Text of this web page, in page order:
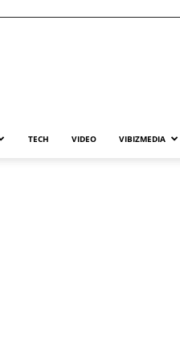
TECH VIDEO VIBIZMEDIA